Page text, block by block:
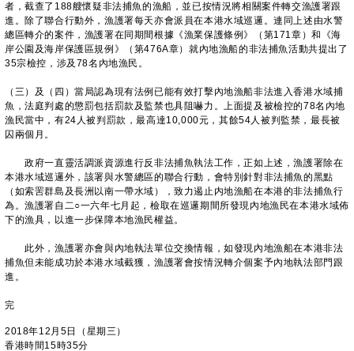
者，截查了188艘懷疑非法捕魚的漁船，並已按情況將相關案件轉交漁護署跟
進。除了聯合行動外，漁護署每天亦會派員在本港水域巡邏。連同上述由水警
總區轉介的案件，漁護署在同期間根據《漁業保護條例》（第171章）和《海
岸公園及海岸保護區規例》（第476A章）就內地漁船的非法捕魚活動共提出了
35宗檢控，涉及78名內地漁民。
（三）及（四）當局認為現有法例已能有效打擊內地漁船非法進入香港水域捕
魚，法庭判處的懲罰包括罰款及監禁也具阻嚇力。上面提及被檢控的78名內地
漁民當中，有24人被判罰款，最高達10,000元，其餘54人被判監禁，最長被
囚兩個月。
政府一直靈活調派資源進行反非法捕魚執法工作，正如上述，漁護署除在
本港水域巡邏外，該署與水警總區的聯合行動，會特別針對非法捕魚的黑點
（如索罟群島及長洲以南一帶水域），致力遏止内地漁船在本港的非法捕魚行
為。漁護署自二○一六年七月起，檢取在巡邏期間所發現內地漁民在本港水域佈
下的漁具，以進一步保障本地漁民權益。
此外，漁護署亦會與內地執法單位交換情報，如發現內地漁船在本港非法
捕魚但未能成功於本港水域截獲，漁護署會按情況轉介個案予內地執法部門跟
進。
完
2018年12月5日（星期三）
香港時間15時35分